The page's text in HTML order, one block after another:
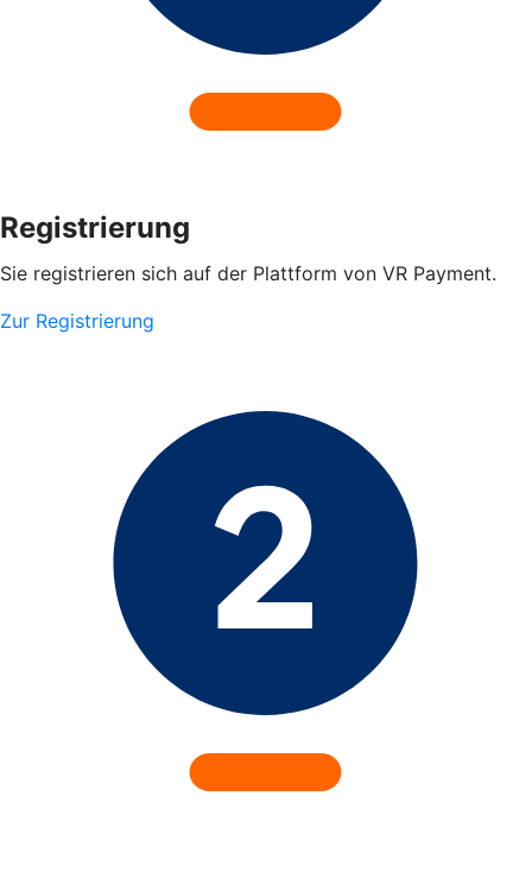
Registrierung
Sie registrieren sich auf der Plattform von VR Payment.
Zur Registrierung